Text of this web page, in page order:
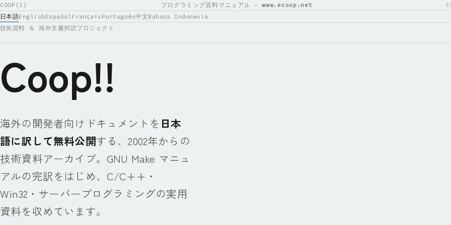
COOP(1) プログラミング資料マニュアル —www.ecoop.net
日本語English EspañolFrançais Português中文Bahasa Indonesia
技術資料 ＆ 海外文書邦訳プロジェクト
Coop!!
海外の開発者向けドキュメントを 日本
語に訳して無料公開する、2002年からの
技術資料アーカイブ。GNU Make マニュ
アルの完訳をはじめ、C/C++・
Win32・サーバープログラミングの実用
資料を収めています。